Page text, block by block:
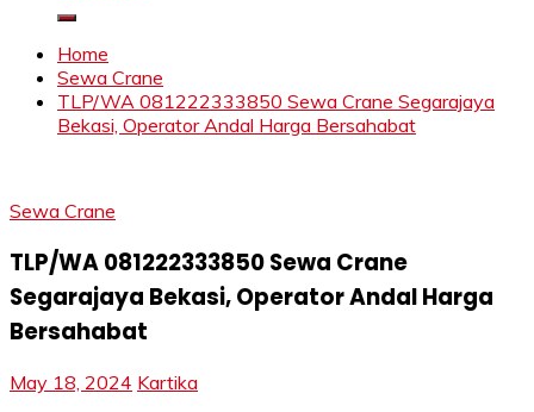
Home
Sewa Crane
TLP/WA 081222333850 Sewa Crane Segarajaya
Bekasi, Operator Andal Harga Bersahabat
Sewa Crane
TLP/WA 081222333850 Sewa Crane
Segarajaya Bekasi, Operator Andal Harga
Bersahabat
May 18, 2024 Kartika